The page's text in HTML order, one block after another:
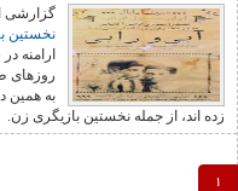
گزارشی
نخستین
ارامنه
روزهای
به همین
زده اند، از جمله نخستین بازیگری زن.
1